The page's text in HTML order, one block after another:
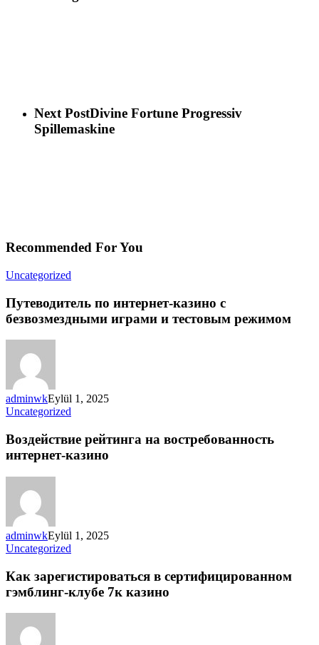
Next PostDivine Fortune Progressiv
Spillemaskine
Recommended For You
Uncategorized
Путеводитель по интернет-казино с
безвозмездными играми и тестовым режимом
adminwkEylül 1, 2025
Uncategorized
Воздействие рейтинга на востребованность
интернет-казино
adminwkEylül 1, 2025
Uncategorized
Как зарегистироваться в сертифицированном
гэмблинг-клубе 7к казино